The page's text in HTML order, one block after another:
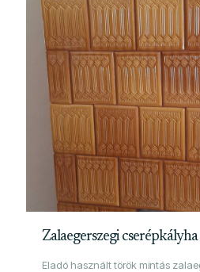
Zalaegerszegi cserépkályha
Eladó használt török mintás